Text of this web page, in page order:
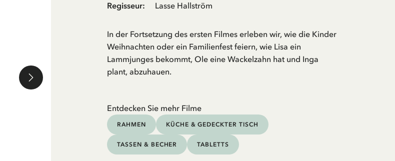
Regisseur: Lasse Hallström
In der Fortsetzung des ersten Filmes erleben wir, wie die Kinder
Weihnachten oder ein Familienfest feiern, wie Lisa ein
Lammjunges bekommt, Ole eine Wackelzahn hat und Inga
plant, abzuhauen.
Entdecken Sie mehr Filme
RAHMEN KÜCHE & GEDECKTER TISCH
TASSEN & BECHER TABLETTS